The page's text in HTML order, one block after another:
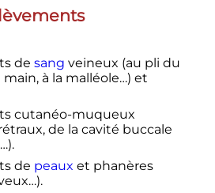
de sang veineux (au pli du
main, à la malléole…) et
cutanéo-muqueux
de la cavité buccale
de peaux et phanères